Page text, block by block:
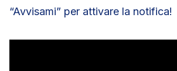
“Avvisami” per attivare la notifica!